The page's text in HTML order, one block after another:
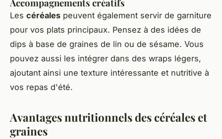
Accompagnements créatifs
Les céréales peuvent également servir de garniture
pour vos plats principaux. Pensez à des idées de
dips à base de graines de lin ou de sésame. Vous
pouvez aussi les intégrer dans des wraps légers,
ajoutant ainsi une texture intéressante et nutritive à
vos repas d'été.
Avantages nutritionnels des céréales et
graines